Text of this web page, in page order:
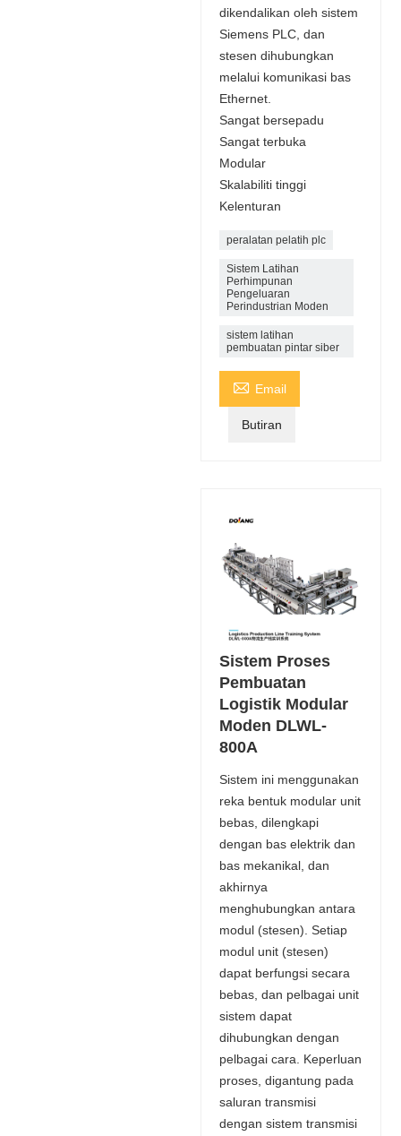
dikendalikan oleh sistem
Siemens PLC, dan
stesen dihubungkan
melalui komunikasi bas
Ethernet.
Sangat bersepadu
Sangat terbuka
Modular
Skalabiliti tinggi
Kelenturan
peralatan pelatih plc
Sistem Latihan
Perhimpunan
Pengeluaran
Perindustrian Moden
sistem latihan
pembuatan pintar siber
 Email
Butiran
Sistem Proses
Pembuatan
Logistik Modular
Moden DLWL-
800A
Sistem ini menggunakan
reka bentuk modular unit
bebas, dilengkapi
dengan bas elektrik dan
bas mekanikal, dan
akhirnya
menghubungkan antara
modul (stesen). Setiap
modul unit (stesen)
dapat berfungsi secara
bebas, dan pelbagai unit
sistem dapat
dihubungkan dengan
pelbagai cara. Keperluan
proses, digantung pada
saluran transmisi
dengan sistem transmisi